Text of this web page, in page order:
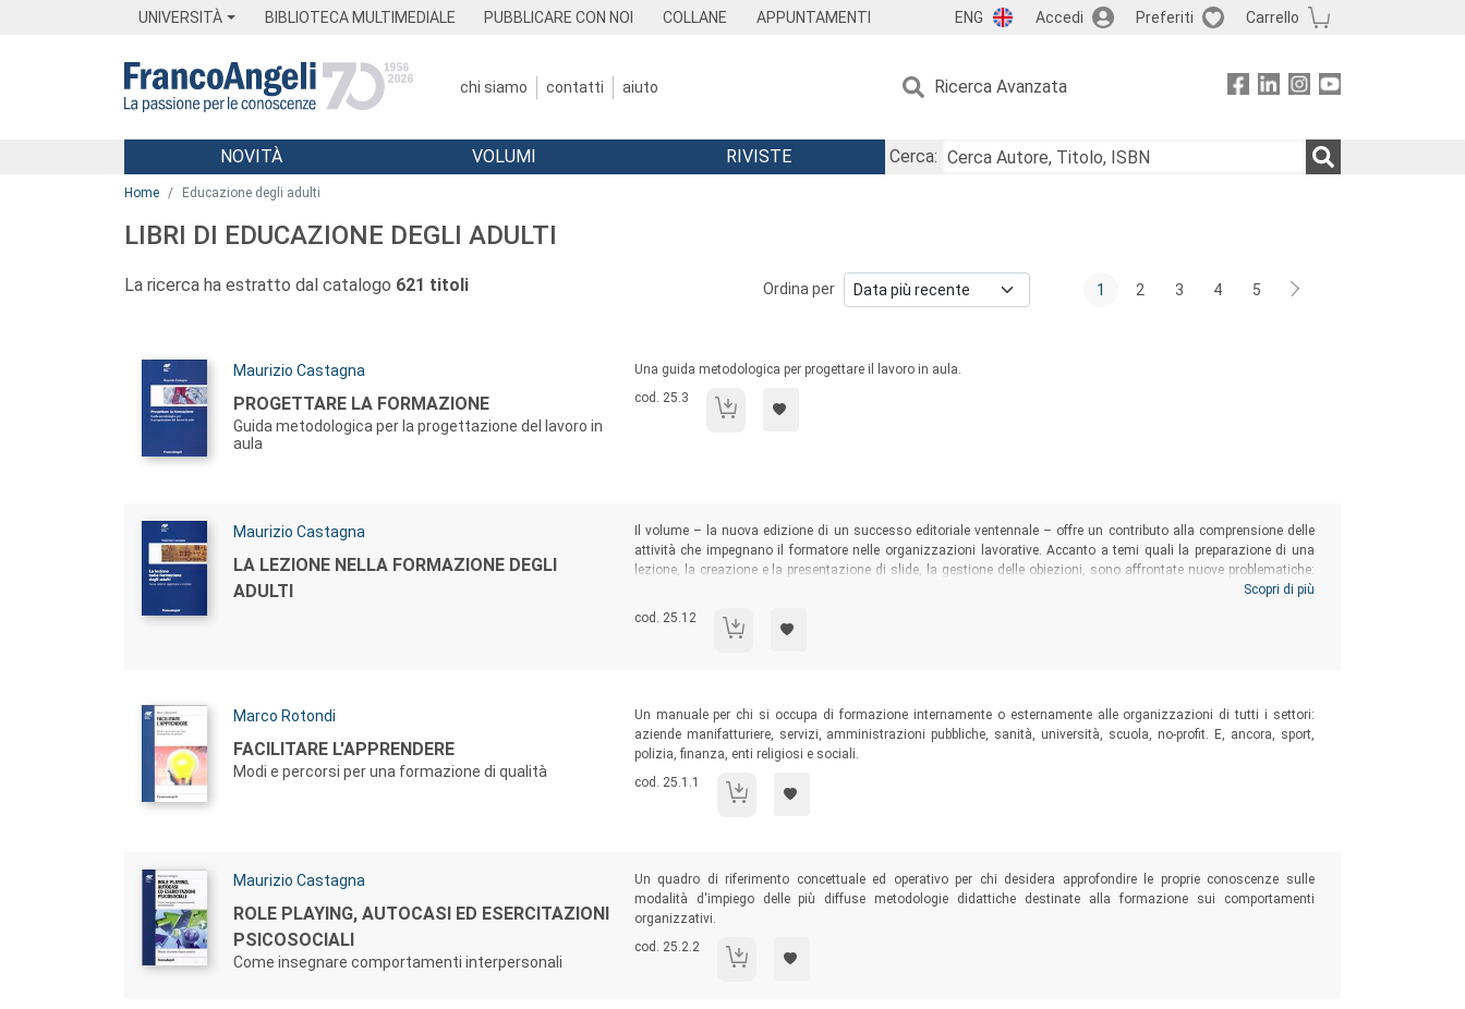
UNIVERSITÀ BIBLIOTECA MULTIMEDIALE PUBBLICARE CON NOI COLLANE APPUNTAMENTI ENG Accedi Preferiti Carrello
chi siamo contatti aiuto Ricerca Avanzata
Menu
NOVITÀ VOLUMI RIVISTE
Cerca:
Home Educazione degli adulti
LIBRI DI EDUCAZIONE DEGLI ADULTI
La ricerca ha estratto dal catalogo 621 titoli Ordina per 1 2 3 4 5
Autori:
Maurizio Castagna
Titolo:
PROGETTARE LA FORMAZIONE
Guida metodologica per la progettazione del lavoro in
aula
Sommario:
Una guida metodologica per progettare il lavoro in aula.
Codice libro:
cod. 25.3 Progettare la formazione
Autori:
Maurizio Castagna
Titolo:
LA LEZIONE NELLA FORMAZIONE DEGLI
ADULTI
Sommario:
Il volume – la nuova edizione di un successo editoriale ventennale – offre un contributo alla comprensione delle
attività che impegnano il formatore nelle organizzazioni lavorative. Accanto a temi quali la preparazione di una
lezione, la creazione e la presentazione di slide, la gestione delle obiezioni, sono affrontate nuove problematiche:
come gestire l’ansia e il tempo; l’atteggiamento da tenere mentre si insegna; come gestire situazioni di conflitto,
ecc.
Scopri di più
Codice libro:
cod. 25.12 La lezione nella formazione degli adulti
Autori:
Marco Rotondi
Titolo:
FACILITARE L'APPRENDERE
Modi e percorsi per una formazione di qualità
Sommario:
Un manuale per chi si occupa di formazione internamente o esternamente alle organizzazioni di tutti i settori:
aziende manifatturiere, servizi, amministrazioni pubbliche, sanità, università, scuola, no-profit. E, ancora, sport,
polizia, finanza, enti religiosi e sociali.
Codice libro:
cod. 25.1.1 Facilitare l'apprendere
Autori:
Maurizio Castagna
Titolo:
ROLE PLAYING, AUTOCASI ED ESERCITAZIONI
PSICOSOCIALI
Come insegnare comportamenti interpersonali
Sommario:
Un quadro di riferimento concettuale ed operativo per chi desidera approfondire le proprie conoscenze sulle
modalità d'impiego delle più diffuse metodologie didattiche destinate alla formazione sui comportamenti
organizzativi.
Codice libro:
cod. 25.2.2 Role playing, autocasi ed esercitazioni psicosociali